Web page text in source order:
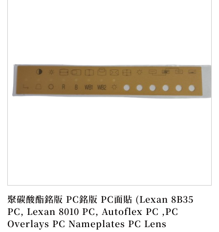
聚碳酸酯銘版 PC銘版 PC面貼 (Lexan 8B35
PC, Lexan 8010 PC, Autoflex PC ,PC
Overlays PC Nameplates PC Lens